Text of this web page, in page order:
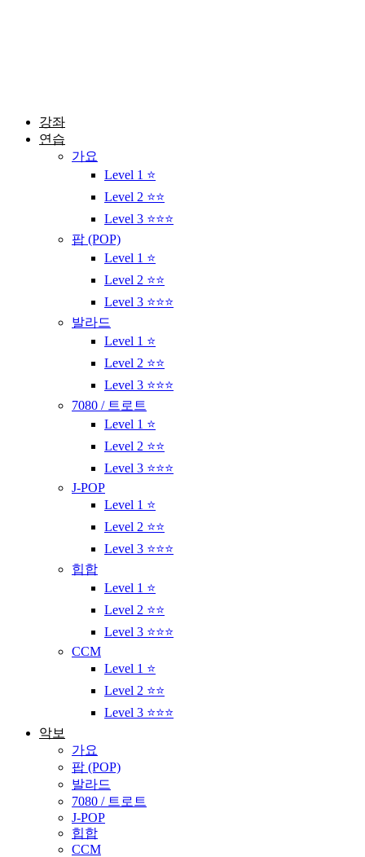
강좌
연습
가요
Level 1 ⭐
Level 2 ⭐⭐
Level 3 ⭐⭐⭐
팝 (POP)
Level 1 ⭐
Level 2 ⭐⭐
Level 3 ⭐⭐⭐
발라드
Level 1 ⭐
Level 2 ⭐⭐
Level 3 ⭐⭐⭐
7080 / 트로트
Level 1 ⭐
Level 2 ⭐⭐
Level 3 ⭐⭐⭐
J-POP
Level 1 ⭐
Level 2 ⭐⭐
Level 3 ⭐⭐⭐
힙합
Level 1 ⭐
Level 2 ⭐⭐
Level 3 ⭐⭐⭐
CCM
Level 1 ⭐
Level 2 ⭐⭐
Level 3 ⭐⭐⭐
악보
가요
팝 (POP)
발라드
7080 / 트로트
J-POP
힙합
CCM